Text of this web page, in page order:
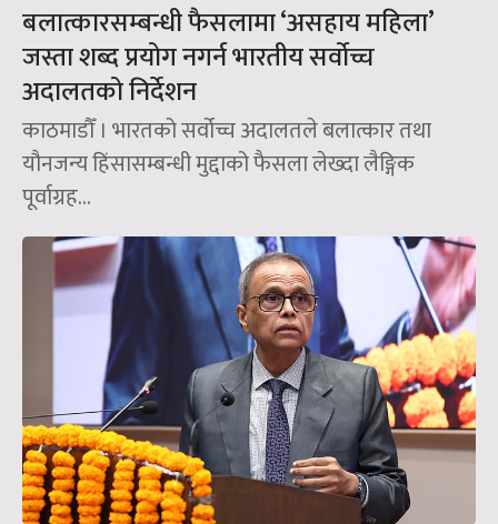
बलात्कारसम्बन्धी फैसलामा ‘असहाय महिला’
जस्ता शब्द प्रयोग नगर्न भारतीय सर्वोच्च
अदालतको निर्देशन
काठमाडौँ । भारतको सर्वोच्च अदालतले बलात्कार तथा
यौनजन्य हिंसासम्बन्धी मुद्दाको फैसला लेख्दा लैङ्गिक
पूर्वाग्रह...